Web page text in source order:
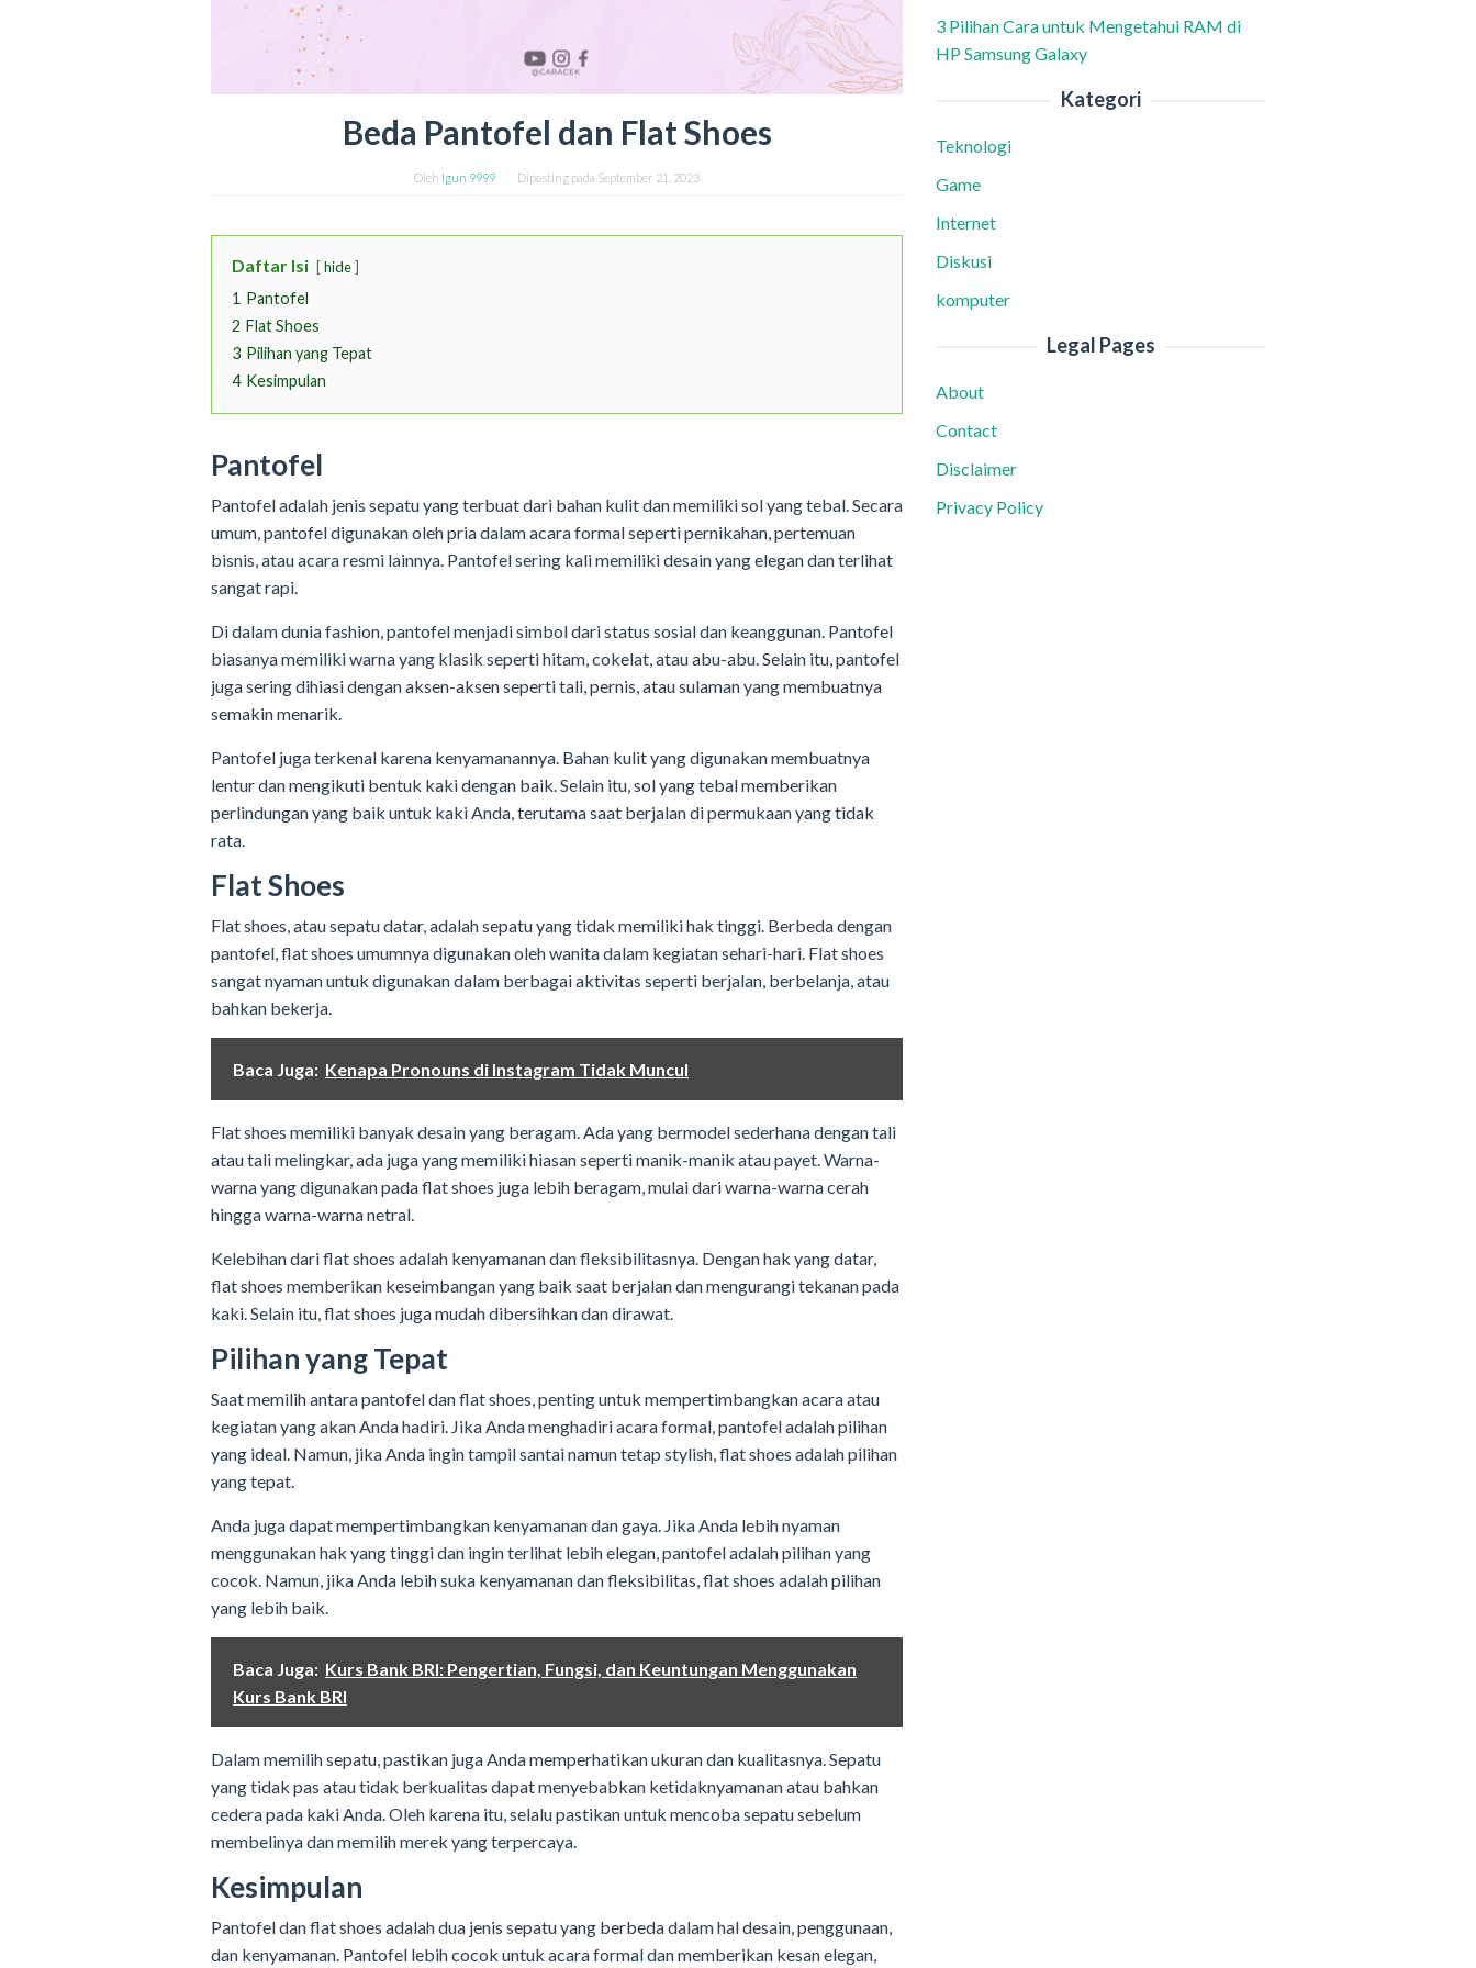
Beda Pantofel dan Flat Shoes
Oleh Igun 9999 Diposting pada September 21, 2023
Daftar Isi hide
1 Pantofel
2 Flat Shoes
3 Pilihan yang Tepat
4 Kesimpulan
Pantofel
Pantofel adalah jenis sepatu yang terbuat dari bahan kulit dan memiliki sol yang tebal. Secara
umum, pantofel digunakan oleh pria dalam acara formal seperti pernikahan, pertemuan
bisnis, atau acara resmi lainnya. Pantofel sering kali memiliki desain yang elegan dan terlihat
sangat rapi.
Di dalam dunia fashion, pantofel menjadi simbol dari status sosial dan keanggunan. Pantofel
biasanya memiliki warna yang klasik seperti hitam, cokelat, atau abu-abu. Selain itu, pantofel
juga sering dihiasi dengan aksen-aksen seperti tali, pernis, atau sulaman yang membuatnya
semakin menarik.
Pantofel juga terkenal karena kenyamanannya. Bahan kulit yang digunakan membuatnya
lentur dan mengikuti bentuk kaki dengan baik. Selain itu, sol yang tebal memberikan
perlindungan yang baik untuk kaki Anda, terutama saat berjalan di permukaan yang tidak
rata.
Flat Shoes
Flat shoes, atau sepatu datar, adalah sepatu yang tidak memiliki hak tinggi. Berbeda dengan
pantofel, flat shoes umumnya digunakan oleh wanita dalam kegiatan sehari-hari. Flat shoes
sangat nyaman untuk digunakan dalam berbagai aktivitas seperti berjalan, berbelanja, atau
bahkan bekerja.
Baca Juga: Kenapa Pronouns di Instagram Tidak Muncul
Flat shoes memiliki banyak desain yang beragam. Ada yang bermodel sederhana dengan tali
atau tali melingkar, ada juga yang memiliki hiasan seperti manik-manik atau payet. Warna-
warna yang digunakan pada flat shoes juga lebih beragam, mulai dari warna-warna cerah
hingga warna-warna netral.
Kelebihan dari flat shoes adalah kenyamanan dan fleksibilitasnya. Dengan hak yang datar,
flat shoes memberikan keseimbangan yang baik saat berjalan dan mengurangi tekanan pada
kaki. Selain itu, flat shoes juga mudah dibersihkan dan dirawat.
Pilihan yang Tepat
Saat memilih antara pantofel dan flat shoes, penting untuk mempertimbangkan acara atau
kegiatan yang akan Anda hadiri. Jika Anda menghadiri acara formal, pantofel adalah pilihan
yang ideal. Namun, jika Anda ingin tampil santai namun tetap stylish, flat shoes adalah pilihan
yang tepat.
Anda juga dapat mempertimbangkan kenyamanan dan gaya. Jika Anda lebih nyaman
menggunakan hak yang tinggi dan ingin terlihat lebih elegan, pantofel adalah pilihan yang
cocok. Namun, jika Anda lebih suka kenyamanan dan fleksibilitas, flat shoes adalah pilihan
yang lebih baik.
Baca Juga: Kurs Bank BRI: Pengertian, Fungsi, dan Keuntungan Menggunakan
Kurs Bank BRI
Dalam memilih sepatu, pastikan juga Anda memperhatikan ukuran dan kualitasnya. Sepatu
yang tidak pas atau tidak berkualitas dapat menyebabkan ketidaknyamanan atau bahkan
cedera pada kaki Anda. Oleh karena itu, selalu pastikan untuk mencoba sepatu sebelum
membelinya dan memilih merek yang terpercaya.
Kesimpulan
Pantofel dan flat shoes adalah dua jenis sepatu yang berbeda dalam hal desain, penggunaan,
dan kenyamanan. Pantofel lebih cocok untuk acara formal dan memberikan kesan elegan,
3 Pilihan Cara untuk Mengetahui RAM di
HP Samsung Galaxy
Kategori
Teknologi
Game
Internet
Diskusi
komputer
Legal Pages
About
Contact
Disclaimer
Privacy Policy